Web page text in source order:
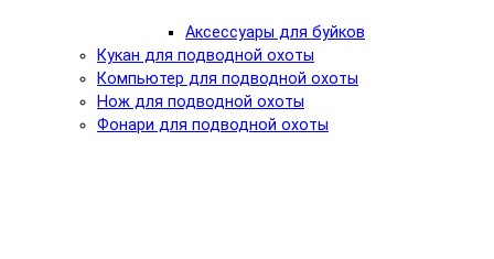
Аксессуары для буйков
Кукан для подводной охоты
Компьютер для подводной охоты
Нож для подводной охоты
Фонари для подводной охоты